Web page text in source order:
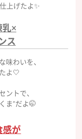
上げたよ✨
乳×
ス
味わいを、
よ🤍
ントで、
ま”だよ🤭
感が